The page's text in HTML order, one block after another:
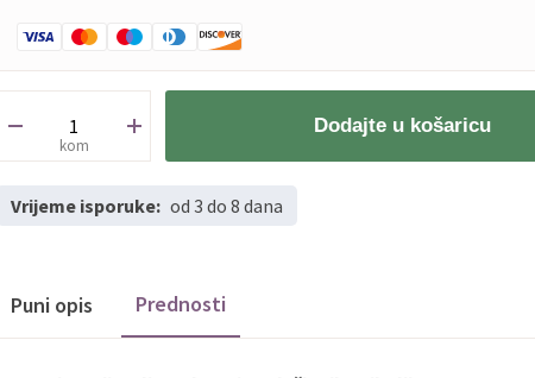
kom
Dodajte u košaricu
Vrijeme isporuke: od 3 do 8 dana
Puni opis Prednosti